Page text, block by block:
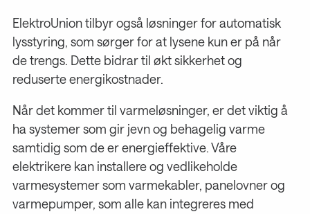
ElektroUnion tilbyr også løsninger for automatisk
lysstyring, som sørger for at lysene kun er på når
de trengs. Dette bidrar til økt sikkerhet og
reduserte energikostnader.
Når det kommer til varmeløsninger, er det viktig å
ha systemer som gir jevn og behagelig varme
samtidig som de er energieffektive. Våre
elektrikere kan installere og vedlikeholde
varmesystemer som varmekabler, panelovner og
varmepumper, som alle kan integreres med